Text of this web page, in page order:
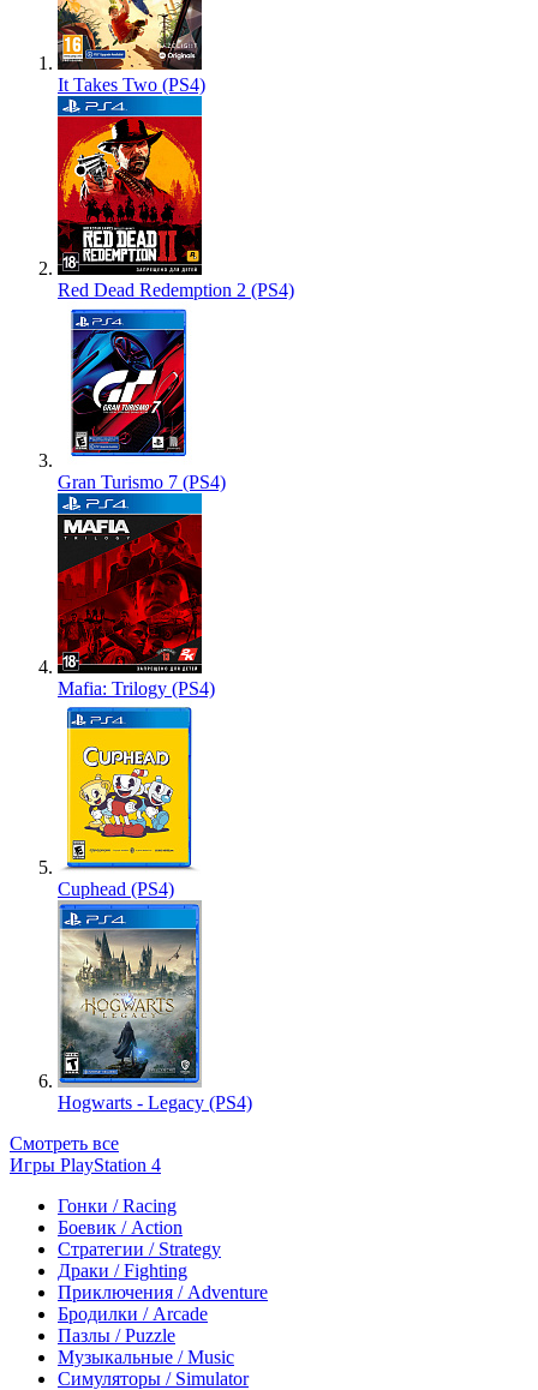
It Takes Two (PS4)
Red Dead Redemption 2 (PS4)
Gran Turismo 7 (PS4)
Mafia: Trilogy (PS4)
Cuphead (PS4)
Hogwarts - Legacy (PS4)
Смотреть все
Игры PlayStation 4
Гонки / Racing
Боевик / Action
Стратегии / Strategy
Драки / Fighting
Приключения / Adventure
Бродилки / Arcade
Пазлы / Puzzle
Музыкальные / Music
Симуляторы / Simulator